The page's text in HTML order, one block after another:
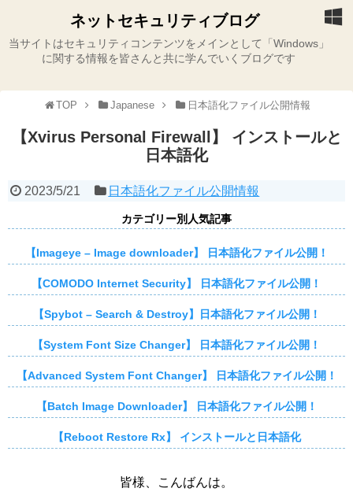
ネットセキュリティブログ
当サイトはセキュリティコンテンツをメインとして「Windows」
に関する情報を皆さんと共に学んでいくブログです
TOP Japanese 日本語化ファイル公開情報
【Xvirus Personal Firewall】 インストールと
日本語化
2023/5/21 日本語化ファイル公開情報
カテゴリー別人気記事
【Imageye – Image downloader】 日本語化ファイル公開！
【COMODO Internet Security】 日本語化ファイル公開！
【Spybot – Search & Destroy】日本語化ファイル公開！
【System Font Size Changer】 日本語化ファイル公開！
【Advanced System Font Changer】 日本語化ファイル公開！
【Batch Image Downloader】 日本語化ファイル公開！
【Reboot Restore Rx】 インストールと日本語化
皆様、こんばんは。